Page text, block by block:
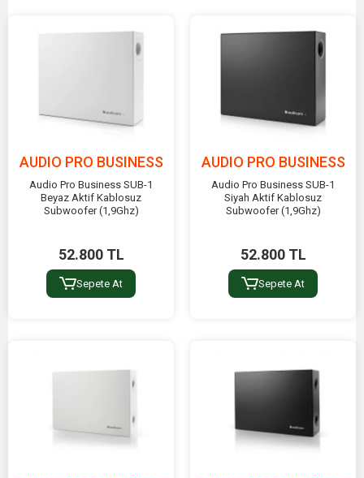
AUDIO PRO BUSINESS
Audio Pro Business SUB-1
Beyaz Aktif Kablosuz
Subwoofer (1,9Ghz)
52.800 TL
Sepete At
AUDIO PRO BUSINESS
Audio Pro Business SUB-1
Siyah Aktif Kablosuz
Subwoofer (1,9Ghz)
52.800 TL
Sepete At